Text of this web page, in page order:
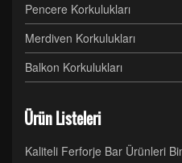
Pencere Korkulukları
Merdiven Korkulukları
Balkon Korkulukları
Ürün Listeleri
Kaliteli Ferforje Bar Ürünleri